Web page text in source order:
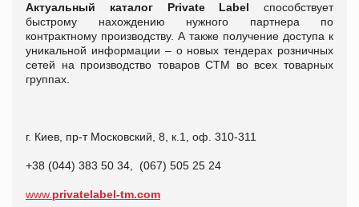
Актуальный каталог Private Label способствует
быстрому нахождению нужного партнера по
контрактному производству. А также получение доступа к
уникальной информации – о новых тендерах розничных
сетей на производство товаров СТМ во всех товарных
группах.
г. Киев, пр-т Московский, 8, к.1, оф. 310-311
+38 (044) 383 50 34, (067) 505 25 24
www.privatelabel-tm.com